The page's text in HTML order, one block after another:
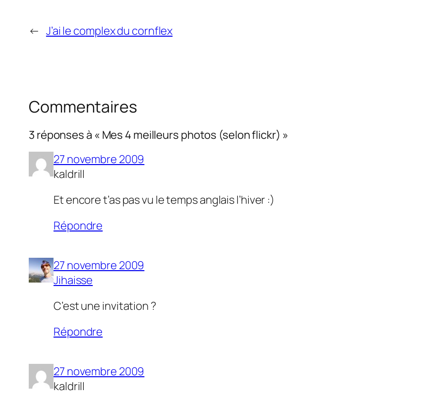
← J’ai le complex du cornflex
Commentaires
3 réponses à « Mes 4 meilleurs photos (selon flickr) »
27 novembre 2009
kaldrill
Et encore t’as pas vu le temps anglais l’hiver :)
Répondre
27 novembre 2009
Jihaisse
C’est une invitation ?
Répondre
27 novembre 2009
kaldrill